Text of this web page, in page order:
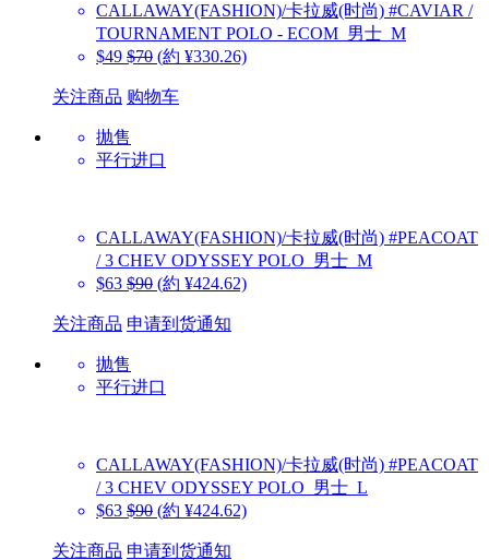
CALLAWAY(FASHION)/卡拉威(时尚) #CAVIAR /
TOURNAMENT POLO - ECOM_男士_M
$49 $70 (約 ¥330.26)
关注商品 购物车
抛售
平行进口
CALLAWAY(FASHION)/卡拉威(时尚) #PEACOAT
/ 3 CHEV ODYSSEY POLO_男士_M
$63 $90 (約 ¥424.62)
关注商品 申请到货通知
抛售
平行进口
CALLAWAY(FASHION)/卡拉威(时尚) #PEACOAT
/ 3 CHEV ODYSSEY POLO_男士_L
$63 $90 (約 ¥424.62)
关注商品 申请到货通知